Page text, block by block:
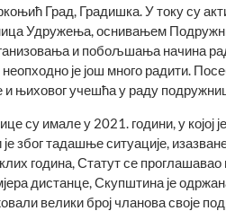
Град, Градишка. У току су
Удружења, оснивањем
и побо­љшања начина
је још много радити.
њиховог учешћа у раду
су имале у 2021. години, у којој
због тадашње ситуације,
година, Статут се
дистанце, Скупштина је
велики број чланова своје